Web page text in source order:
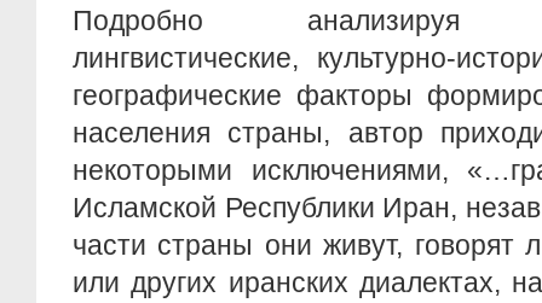
Подробно анализируя
лингвистические, культурно-
географические факторы
населения страны, автор
некоторыми исключениями,
Исламской Республики Иран,
части страны они живут, говорят
или других иранских диалектах,